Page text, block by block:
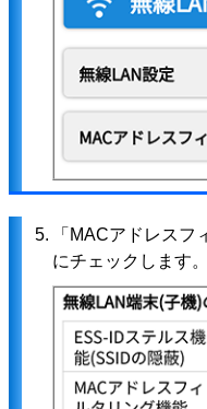
5.
「MACアドレスフ
にチェックします。